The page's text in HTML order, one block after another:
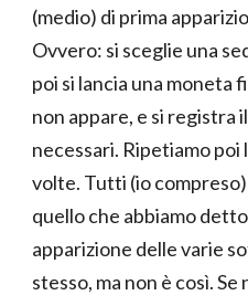
(medio) di prima
Ovvero: si sceglie una
poi si lancia una moneta
non appare, e si registra
necessari. Ripetiamo
volte. Tutti (io
quello che abbiamo
apparizione delle varie
stesso, ma non è così.